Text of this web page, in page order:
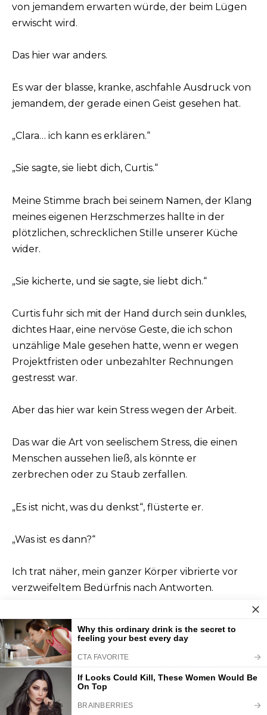
von jemandem erwarten würde, der beim Lügen
erwischt wird.
Das hier war anders.
Es war der blasse, kranke, aschfahle Ausdruck von
jemandem, der gerade einen Geist gesehen hat.
„Clara… ich kann es erklären.“
„Sie sagte, sie liebt dich, Curtis.“
Meine Stimme brach bei seinem Namen, der Klang
meines eigenen Herzschmerzes hallte in der
plötzlichen, schrecklichen Stille unserer Küche
wider.
„Sie kicherte, und sie sagte, sie liebt dich.“
Curtis fuhr sich mit der Hand durch sein dunkles,
dichtes Haar, eine nervöse Geste, die ich schon
unzählige Male gesehen hatte, wenn er wegen
Projektfristen oder unbezahlter Rechnungen
gestresst war.
Aber das hier war kein Stress wegen der Arbeit.
Das war die Art von seelischem Stress, die einen
Menschen aussehen ließ, als könnte er
zerbrechen oder zu Staub zerfallen.
„Es ist nicht, was du denkst“, flüsterte er.
„Was ist es dann?“
Ich trat näher, mein ganzer Körper vibrierte vor
verzweifeltem Bedürfnis nach Antworten.
Ich suchte sein Gesicht ab, seine panischen Augen,
seine zitternden Lippen.
„Denn was ich denke, ist, dass mein Mann, der
Vater meines Kindes, eine Affäre mit jemandem
hat, der seine Wäsche für ihn macht und ihm sagt,